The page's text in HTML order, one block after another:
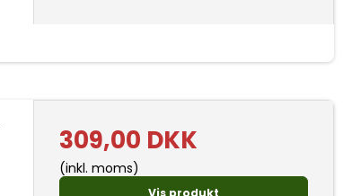
309,00 DKK
(inkl. moms)
Vis produkt